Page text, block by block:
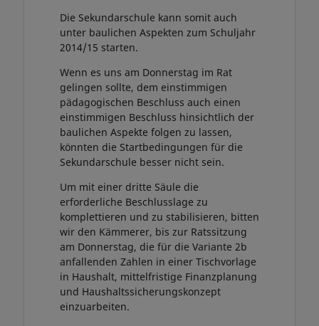
Die Sekundarschule kann somit auch
unter baulichen Aspekten zum Schuljahr
2014/15 starten.
Wenn es uns am Donnerstag im Rat
gelingen sollte, dem einstimmigen
pädagogischen Beschluss auch einen
einstimmigen Beschluss hinsichtlich der
baulichen Aspekte folgen zu lassen,
könnten die Startbedingungen für die
Sekundarschule besser nicht sein.
Um mit einer dritte Säule die
erforderliche Beschlusslage zu
komplettieren und zu stabilisieren, bitten
wir den Kämmerer, bis zur Ratssitzung
am Donnerstag, die für die Variante 2b
anfallenden Zahlen in einer Tischvorlage
in Haushalt, mittelfristige Finanzplanung
und Haushaltssicherungskonzept
einzuarbeiten.